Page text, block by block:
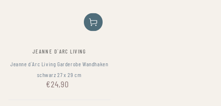
Fournisseur:
JEANNE D`ARC LIVING
Jeanne d`Arc Living Garderobe Wandhaken
schwarz 27 x 29 cm
Prix
€24,90